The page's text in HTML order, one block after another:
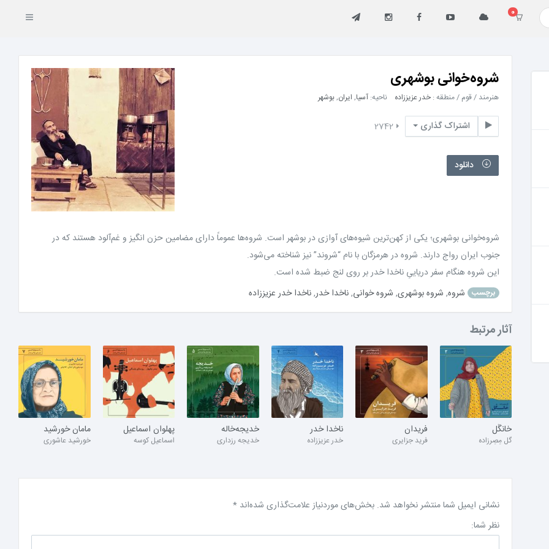
0
شروه‌خوانی بوشهری
هنرمند / قوم / منطقه : خدر عزیززاده ناحیه: آسیا, ایران,بوشهر
اشتراک گذاری 2742
دانلود
شروه‌خوانی بوشهری؛ یکی از کهن‌ترین شیوه‌های آوازی در بوشهر است. شروه‌ها عموماً دارای مضامین حزن انگیز و غم‌آلود هستند که در
جنوب ایران رواج دارند. شروه در هرمزگان با نام “شروند” نیز شناخته می‌شود.
این شروه هنگام سفر دریاییِ ناخدا خدر بر روی لنج ضبط شده است.
برچسب شروه, شروه بوشهری, شروه خوانی,ناخدا خدر,ناخدا خدر عزیززاده
آثار مرتبط
مامان خورشید
خورشید عاشوری
پهلوان اسماعیل
اسماعیل کوسه
خدیجه‌خاله
خدیجه رزداری
ناخدا خدر
خدر عزیززاده
فریدان
فرید جزایری
خانگُل
گل مِصِرزاده
نشانی ایمیل شما منتشر نخواهد شد. بخش‌های موردنیاز علامت‌گذاری شده‌اند*
نظر شما: